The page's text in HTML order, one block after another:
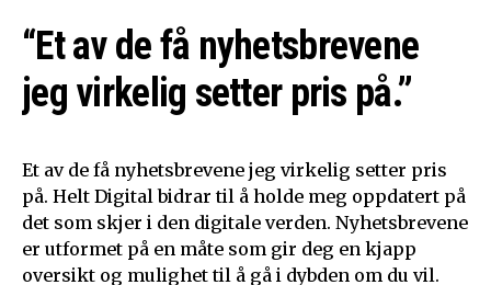
“Et av de få nyhetsbrevene
jeg virkelig setter pris på.”
Et av de få nyhetsbrevene jeg virkelig setter pris
på. Helt Digital bidrar til å holde meg oppdatert på
det som skjer i den digitale verden. Nyhetsbrevene
er utformet på en måte som gir deg en kjapp
oversikt og mulighet til å gå i dybden om du vil.